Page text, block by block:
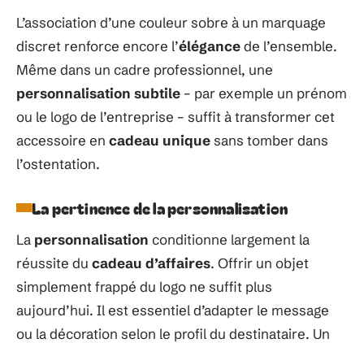
L’association d’une couleur sobre à un marquage
discret renforce encore l’élégancede l’ensemble.
Même dans un cadre professionnel, une
personnalisation subtile – par exemple un prénom
ou le logo de l’entreprise – suffit à transformer cet
accessoire en cadeau uniquesans tomber dans
l’ostentation.
La pertinence de la personnalisation
La personnalisation conditionne largement la
réussite du cadeau d’affaires. Offrir un objet
simplement frappé du logo ne suffit plus
aujourd’hui. Il est essentiel d’adapter le message
ou la décoration selon le profil du destinataire. Un